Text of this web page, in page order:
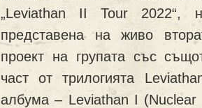
„Leviathan II Tour 2022“,
представена на живо
проект на групата със
част от трилогията
албума – Leviathan I (Nuclear